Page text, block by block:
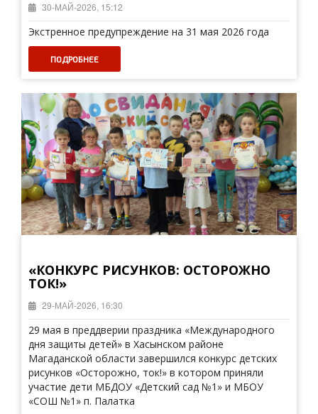
30-МАЙ-2026, 15:12
Экстренное предупреждение на 31 мая 2026 года
ПОДРОБНЕЕ
«КОНКУРС РИСУНКОВ: ОСТОРОЖНО
ТОК!»
29-МАЙ-2026, 16:30
29 мая в преддверии праздника «Международного
дня защиты детей» в Хасынском районе
Магаданской области завершился конкурс детских
рисунков «Осторожно, ток!» в котором приняли
участие дети МБДОУ «Детский сад №1» и МБОУ
«СОШ №1» п. Палатка